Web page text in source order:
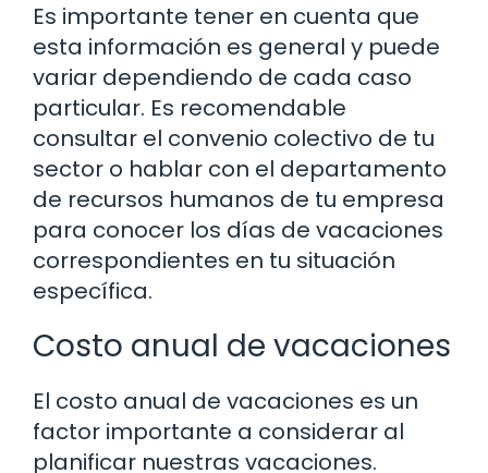
Es importante tener en cuenta que
esta información es general y puede
variar dependiendo de cada caso
particular. Es recomendable
consultar el convenio colectivo de tu
sector o hablar con el departamento
de recursos humanos de tu empresa
para conocer los días de vacaciones
correspondientes en tu situación
específica.
Costo anual de vacaciones
El costo anual de vacaciones es un
factor importante a considerar al
planificar nuestras vacaciones.